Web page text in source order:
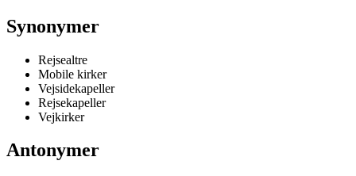
Synonymer
Rejsealtre
Mobile kirker
Vejsidekapeller
Rejsekapeller
Vejkirker
Antonymer